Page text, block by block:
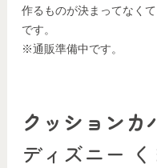
作るものが決まってなく
です。
※通販準備中です。
クッションカ
ディズニー